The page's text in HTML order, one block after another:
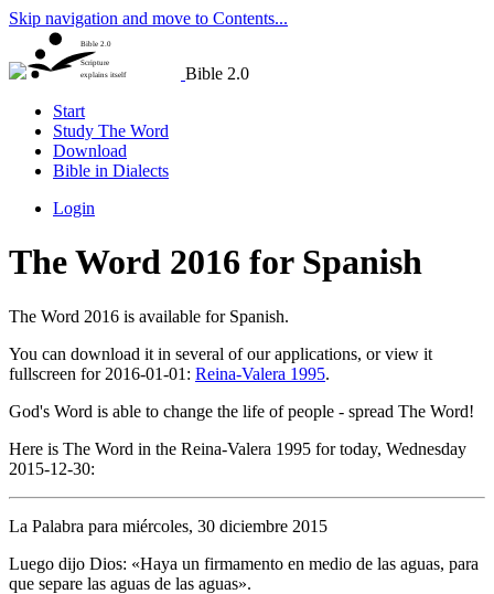
Skip navigation and move to Contents...
Bible 2.0
Scripture
explains itself
Bible 2.0
Start
Study The Word
Download
Bible in Dialects
Login
The Word 2016 for Spanish
The Word 2016 is available for Spanish.
You can download it in several of our applications, or view it
fullscreen for 2016-01-01: Reina-Valera 1995.
God's Word is able to change the life of people - spread The Word!
Here is The Word in the Reina-Valera 1995 for today, Wednesday
2015-12-30:
La Palabra para miércoles, 30 diciembre 2015
Luego dijo Dios: «Haya un firmamento en medio de las aguas, para
que separe las aguas de las aguas».